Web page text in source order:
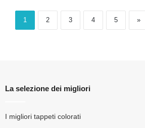
1 2 3 4 5 »
La selezione dei migliori
I migliori tappeti colorati